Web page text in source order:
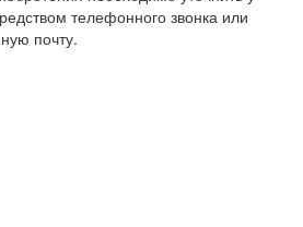
телефонного звонка или
почту.